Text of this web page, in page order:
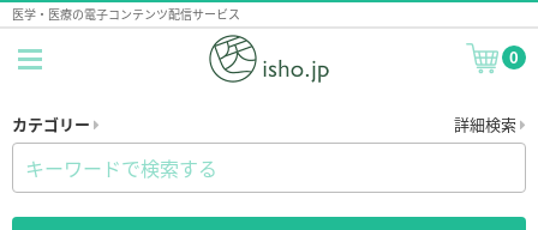
医学・医療の電子コンテンツ配信サービス
0
カテゴリー 詳細検索